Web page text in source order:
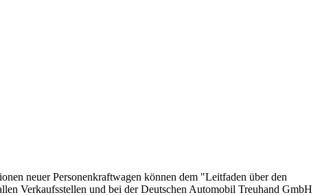
neuer Personenkraftwagen können dem "Leitfaden über den
Verkaufsstellen und bei der Deutschen Automobil Treuhand GmbH